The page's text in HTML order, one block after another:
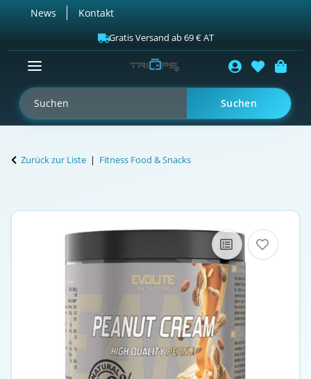
News Kontakt
Gratis Versand ab 69 € AT
Suchen
Zurück zur Liste Fitness Food & Snacks